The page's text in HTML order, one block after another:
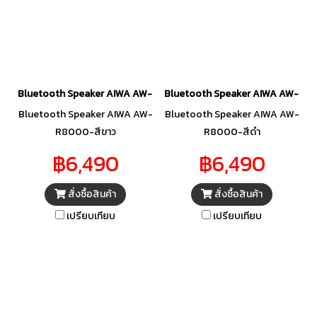
Bluetooth Speaker AIWA AW-R8000-สีขาว
Bluetooth Speaker AIWA AW-
R8000-สีขาว
฿6,490
สั่งซื้อสินค้า
เปรียบเทียบ
Bluetooth Speaker AIWA AW-
Bluetooth Speaker AIWA AW-
R8000-สีดำ
฿6,490
สั่งซื้อสินค้า
เปรียบเทียบ